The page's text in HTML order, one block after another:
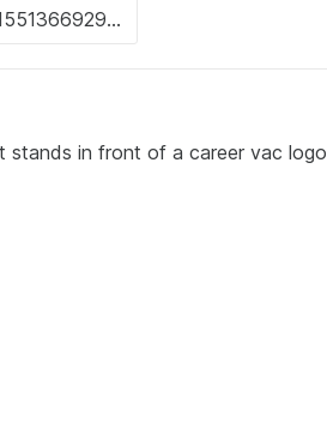
in front of a career vac logo